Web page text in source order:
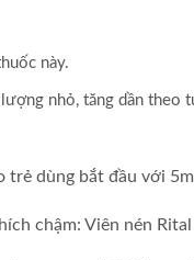
này.
nhỏ, tăng dần
trẻ dùng bắt đầu với
chậm: Viên nén